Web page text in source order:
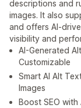
descriptions and
images. It also
and offers AI-
visibility and
AI-Generated
Customizable
Smart AI Alt
Images
Boost SEO